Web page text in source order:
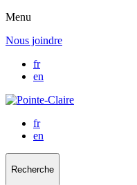
Menu
Nous joindre
fr
en
fr
en
Recherche